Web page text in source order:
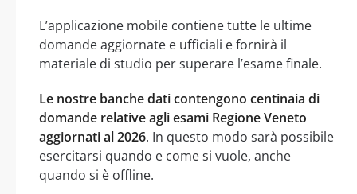
L’applicazione mobile contiene tutte le ultime
domande aggiornate e ufficiali e fornirà il
materiale di studio per superare l’esame finale.
Le nostre banche dati contengono centinaia di
domande relative agli esami Regione Veneto
aggiornati al 2026. In questo modo sarà possibile
esercitarsi quando e come si vuole, anche
quando si è offline.